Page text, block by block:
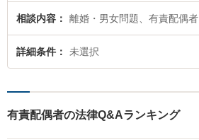
相談内容 離婚・男女問題、有責配偶者
詳細条件 未選択
有責配偶者の法律Q&Aランキング